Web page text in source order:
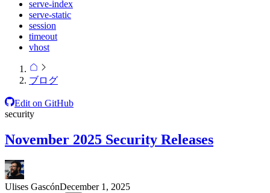
serve-index
serve-static
session
timeout
vhost
ブログ
Edit on GitHub
security
November 2025 Security Releases
Ulises GascónDecember 1, 2025